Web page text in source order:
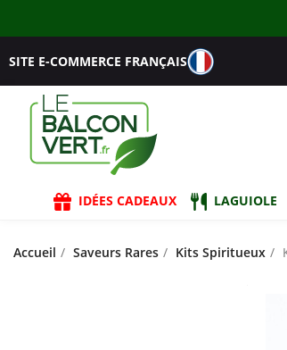
SITE E-COMMERCE FRANÇAIS
IDÉES CADEAUX LAGUIOLE
Accueil Saveurs Rares Kits Spiritueux